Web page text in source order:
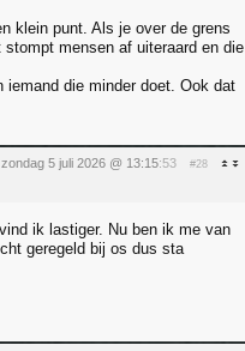
klein punt. Als je over de grens
mensen af uiteraard en die
iemand die minder doet. Ook dat
zondag 5 juli 2026 @ 13:15:53 #28
ik lastiger. Nu ben ik me van
geregeld bij os dus sta